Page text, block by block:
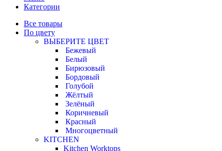
Категории
Все товары
По цвету
ВЫБЕРИТЕ ЦВЕТ
Бежевый
Белый
Бирюзовый
Бордовый
Голубой
Жёлтый
Зелёный
Коричневый
Красный
Многоцветный
KITCHEN
Kitchen Worktops